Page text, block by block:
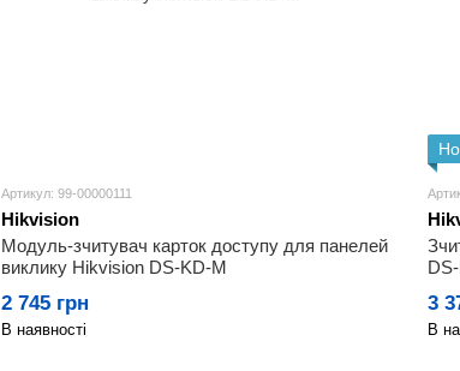
Артикул: 99-00000111
Hikvision
Модуль-зчитувач карток доступу для панелей
виклику Hikvision DS-KD-M
2 745 грн
В наявності
3
В